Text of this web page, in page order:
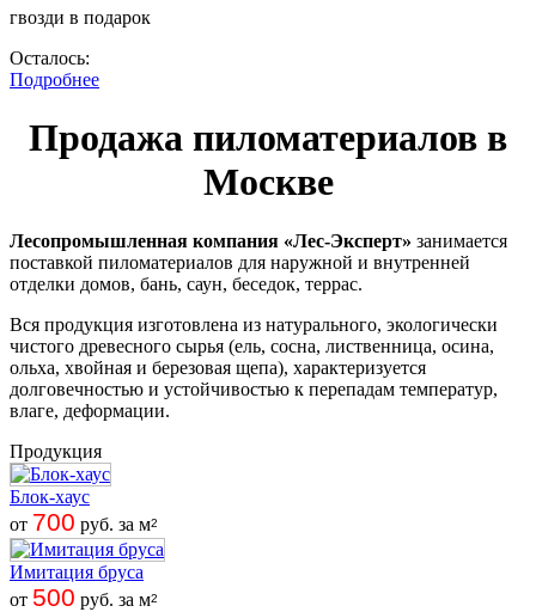
гвозди в подарок
Осталось:
Подробнее
Продажа пиломатериалов в
Москве
Лесопромышленная компания «Лес-Эксперт» занимается
поставкой пиломатериалов для наружной и внутренней
отделки домов, бань, саун, беседок, террас.
Вся продукция изготовлена из натурального, экологически
чистого древесного сырья (ель, сосна, лиственница, осина,
ольха, хвойная и березовая щепа), характеризуется
долговечностью и устойчивостью к перепадам температур,
влаге, деформации.
Продукция
Блок-хаус
от 700 руб. за м2
Имитация бруса
от 500 руб. за м2